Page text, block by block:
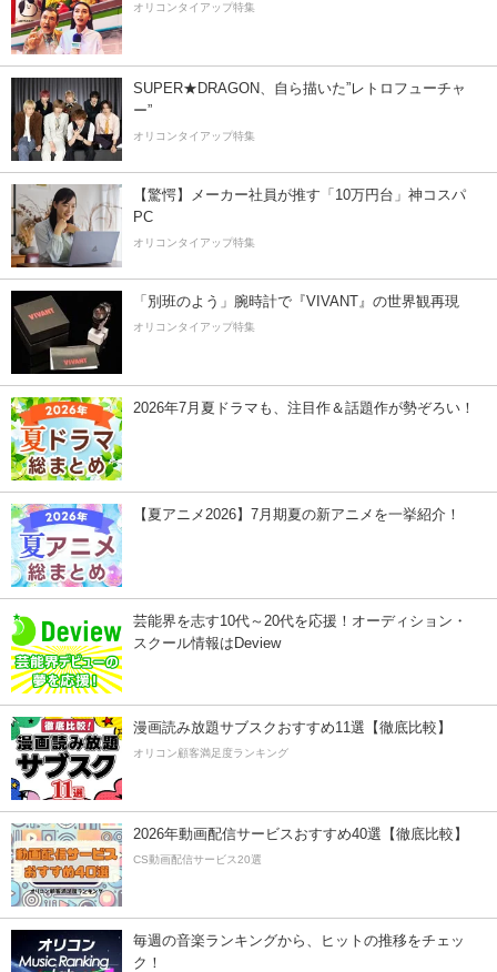
オリコンタイアップ特集
SUPER★DRAGON、自ら描いた”レトロフューチャ
ー”
オリコンタイアップ特集
【驚愕】メーカー社員が推す「10万円台」神コスパ
PC
オリコンタイアップ特集
「別班のよう」腕時計で『VIVANT』の世界観再現
オリコンタイアップ特集
2026年7月夏ドラマも、注目作＆話題作が勢ぞろい！
【夏アニメ2026】7月期夏の新アニメを一挙紹介！
芸能界を志す10代～20代を応援！オーディション・
スクール情報はDeview
漫画読み放題サブスクおすすめ11選【徹底比較】
オリコン顧客満足度ランキング
2026年動画配信サービスおすすめ40選【徹底比較】
CS動画配信サービス20選
毎週の音楽ランキングから、ヒットの推移をチェッ
ク！